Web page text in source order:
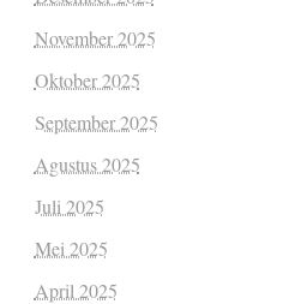
November 2025
Oktober 2025
September 2025
Agustus 2025
Juli 2025
Mei 2025
April 2025